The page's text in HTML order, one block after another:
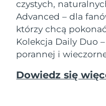
czystych,
Advanced – dla
którzy chcą
Kolekcja Daily Duo
porannej i
Dowiedz się